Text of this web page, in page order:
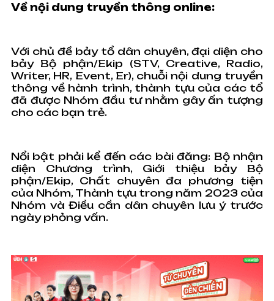
Về nội dung truyền thông online:
Với chủ đề bảy tổ dân chuyên, đại diện cho
bảy Bộ phận/Ekip (STV, Creative, Radio,
Writer, HR, Event, Er), chuỗi nội dung truyền
thông về hành trình, thành tựu của các tổ
đã được Nhóm đầu tư nhằm gây ấn tượng
cho các bạn trẻ.
Nổi bật phải kể đến các bài đăng: Bộ nhận
diện Chương trình, Giới thiệu bảy Bộ
phận/Ekip, Chất chuyên đa phương tiện
của Nhóm, Thành tựu trong năm 2023 của
Nhóm và Điều cần dân chuyên lưu ý trước
ngày phỏng vấn.